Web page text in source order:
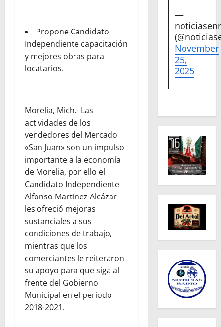
Propone Candidato
Independiente capacitación
y mejores obras para
locatarios.
Morelia, Mich.- Las
actividades de los
vendedores del Mercado
«San Juan» son un impulso
importante a la economía
de Morelia, por ello el
Candidato Independiente
Alfonso Martínez Alcázar
les ofreció mejoras
sustanciales a sus
condiciones de trabajo,
mientras que los
comerciantes le reiteraron
su apoyo para que siga al
frente del Gobierno
Municipal en el periodo
2018-2021.
—
November
25,
2025